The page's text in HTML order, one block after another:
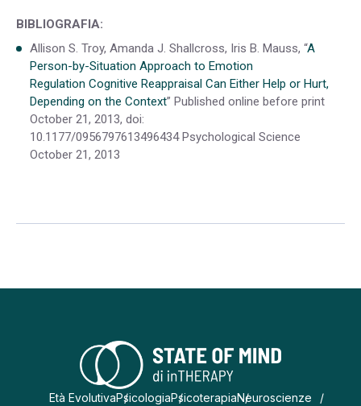
BIBLIOGRAFIA:
Allison S. Troy, Amanda J. Shallcross, Iris B. Mauss, “A
Person-by-Situation Approach to Emotion
Regulation Cognitive Reappraisal Can Either Help or Hurt,
Depending on the Context” Published online before print
October 21, 2013, doi:
10.1177/0956797613496434 Psychological Science
October 21, 2013
Età EvolutivaPsicologiaPsicoterapiaNeuroscienze